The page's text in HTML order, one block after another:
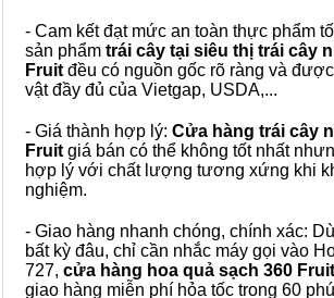
- Cam kết đạt mức an toàn thực phẩm
sản phẩm trái cây tại siêu thị trái cây
Fruit đều có nguồn gốc rõ ràng và
vật đầy đủ của Vietgap, USDA,...
- Giá thành hợp lý: Cửa hàng trái cây
Fruit giá bán có thể không tốt nhất
hợp lý với chất lượng tương xứng khi
nghiệm.
- Giao hàng nhanh chóng, chính xác:
bất kỳ đâu, chỉ cần nhắc máy gọi vào
727, cửa hàng hoa quả sạch 360 Fruit
giao hàng miễn phí hỏa tốc trong 60